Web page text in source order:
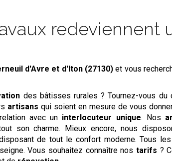
redeviennent
d'Avre et d'Iton (27130) et vous
des bâtisses rurales ? Tournez-vous
artisans qui soient en mesure de vous
avec un interlocuteur unique. Nos
son charme. Mieux encore, nous
de tout le confort moderne. Tous
Vous souhaitez connaître nos tarifs ?